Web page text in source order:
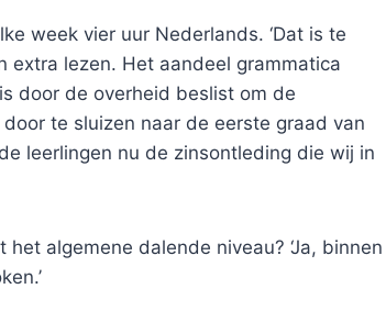
week vier uur Nederlands. ‘Dat is te
extra lezen. Het aandeel grammatica
door de overheid beslist om de
te sluizen naar de eerste graad van
leerlingen nu de zinsontleding die wij in
algemene dalende niveau? ‘Ja, binnen